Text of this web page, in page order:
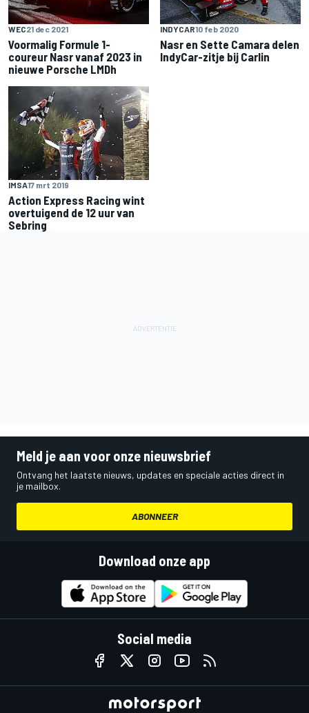
WEC21 dec 2021
Voormalig Formule 1-
coureur Nasr vanaf 2023 in
nieuwe Porsche LMDh
INDYCAR10 feb 2020
Nasr en Sette Camara delen
IndyCar-zitje bij Carlin
IMSA17 mrt 2019
Action Express Racing wint
overtuigend de 12 uur van
Sebring
Meld je aan voor onze nieuwsbrief
Ontvang het laatste nieuws, updates en speciale acties direct in
je mailbox.
ABONNEER
Download onze app
Social media